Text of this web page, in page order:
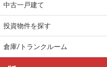
中古一戸建て
投資物件を探す
倉庫/トランクルーム